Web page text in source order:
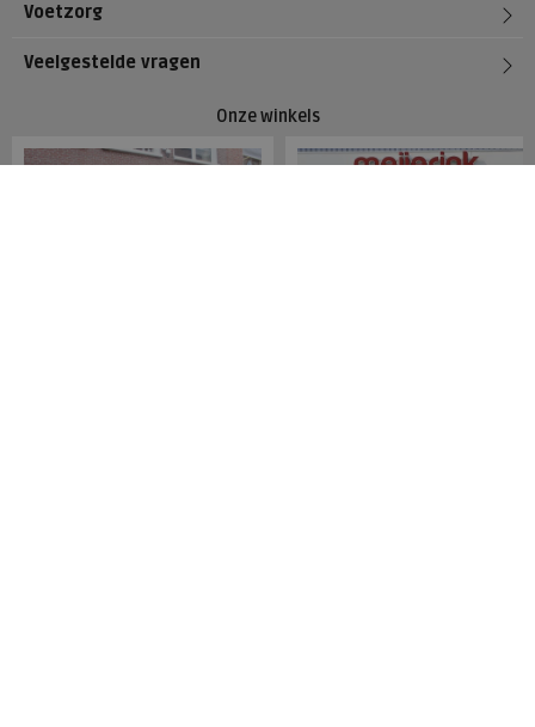
Voetzorg
Veelgestelde vragen
Onze winkels